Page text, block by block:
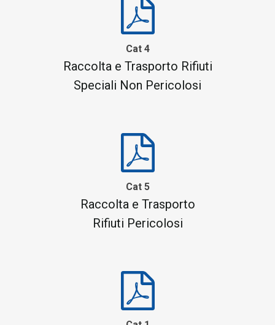
Cat 4
Raccolta e Trasporto Rifiuti
Speciali Non Pericolosi
Cat 5
Raccolta e Trasporto
Rifiuti Pericolosi